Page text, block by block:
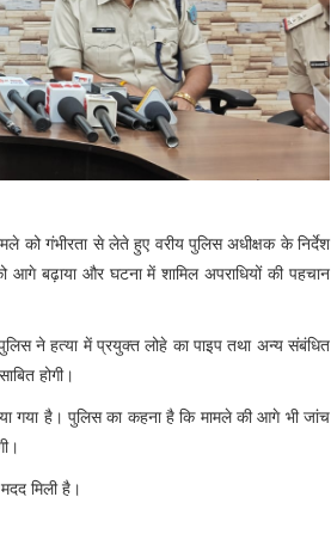
को गंभीरता से लेते हुए वरीय पुलिस अधीक्षक के निर्देश
आगे बढ़ाया और घटना में शामिल अपराधियों की पहचान
ने हत्या में प्रयुक्त लोहे का पाइप तथा अन्य संबंधित
होगी।
गया है। पुलिस का कहना है कि मामले की आगे भी जांच
मिली है।